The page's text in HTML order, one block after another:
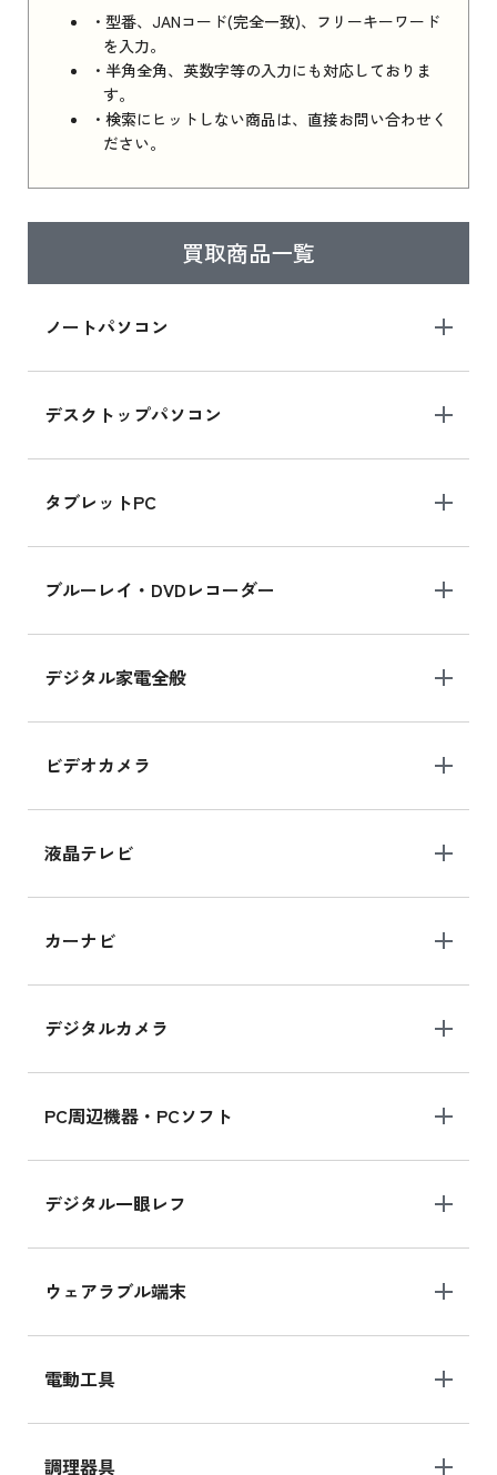
・型番、JANコード(完全一致)、フリーキーワード
を入力。
・半角全角、英数字等の入力にも対応しておりま
す。
・検索にヒットしない商品は、直接お問い合わせく
ださい。
買取商品一覧
ノートパソコン
デスクトップパソコン
タブレットPC
ブルーレイ・DVDレコーダー
デジタル家電全般
ビデオカメラ
液晶テレビ
カーナビ
デジタルカメラ
PC周辺機器・PCソフト
デジタル一眼レフ
ウェアラブル端末
電動工具
調理器具
iPhone 16e シリーズ 2025 新品買取価格はこち
ら
iPad 11インチ 2025年春モデル
はこちら
ら
iPad mini シリーズ 2024
iPad mini 8.3インチ の新品買取価格
iPhone 16 シリーズ
iPhone 16 の新品買取価格
iPad Air 11インチ シリーズ
iPad Air 11インチ の新品買取価格
iPhone 15 128GB シリーズ
iPhone 15 128GB の新品買取価格
MK2K3J/Aの新品買取価格はこちら